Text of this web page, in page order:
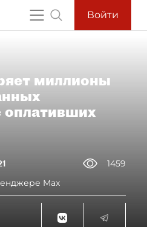
Войти
миллионы
оплативших
1459
Max